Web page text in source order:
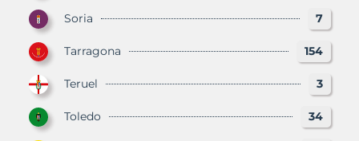
Soria 7
Tarragona 154
Teruel 3
Toledo 34